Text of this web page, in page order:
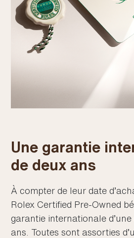
Une garantie
de deux ans
À compter de leur date
Rolex Certified Pre‑Owned
garantie internationale d’une
ans. Toutes sont assorties